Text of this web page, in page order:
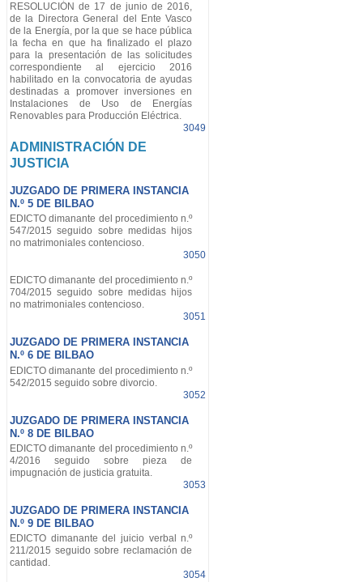
RESOLUCIÓN de 17 de junio de 2016,
de la Directora General del Ente Vasco
de la Energía, por la que se hace pública
la fecha en que ha finalizado el plazo
para la presentación de las solicitudes
correspondiente al ejercicio 2016
habilitado en la convocatoria de ayudas
destinadas a promover inversiones en
Instalaciones de Uso de Energías
Renovables para Producción Eléctrica.
3049
ADMINISTRACIÓN DE
JUSTICIA
JUZGADO DE PRIMERA INSTANCIA
N.º 5 DE BILBAO
EDICTO dimanante del procedimiento n.º
547/2015 seguido sobre medidas hijos
no matrimoniales contencioso.
3050
EDICTO dimanante del procedimiento n.º
704/2015 seguido sobre medidas hijos
no matrimoniales contencioso.
3051
JUZGADO DE PRIMERA INSTANCIA
N.º 6 DE BILBAO
EDICTO dimanante del procedimiento n.º
542/2015 seguido sobre divorcio.
3052
JUZGADO DE PRIMERA INSTANCIA
N.º 8 DE BILBAO
EDICTO dimanante del procedimiento n.º
4/2016 seguido sobre pieza de
impugnación de justicia gratuita.
3053
JUZGADO DE PRIMERA INSTANCIA
N.º 9 DE BILBAO
EDICTO dimanante del juicio verbal n.º
211/2015 seguido sobre reclamación de
cantidad.
3054